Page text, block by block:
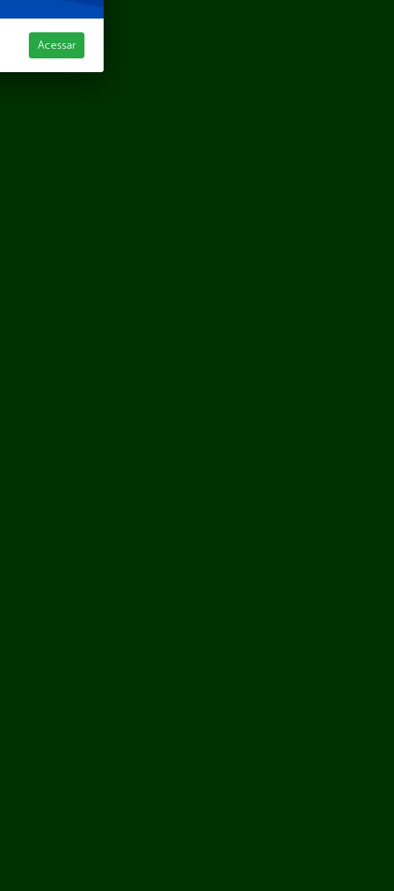
Acessar